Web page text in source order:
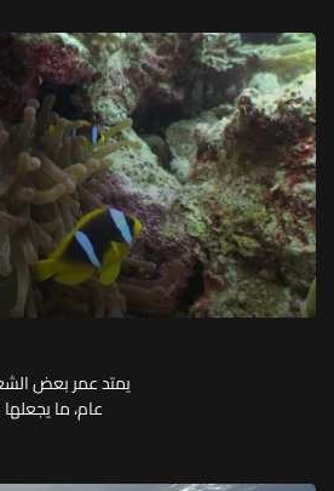
عام، ما يجعلها